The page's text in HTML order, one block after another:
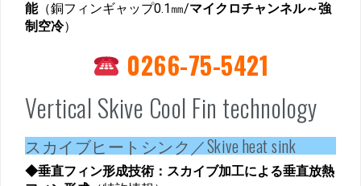
能（銅フィンギャップ0.1㎜/マイクロチャンネル～強
制空冷）
0266-75-5421
Vertical Skive Cool Fin technology
スカイブヒートシンク／Skive heat sink
◆垂直フィン形成技術：スカイブ加工による垂直放熱